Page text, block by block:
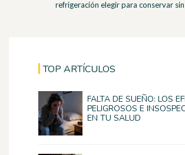
refrigeración elegir para conservar
TOP ARTÍCULOS
FALTA DE SUEÑO: LOS
PELIGROSOS E
EN TU SALUD